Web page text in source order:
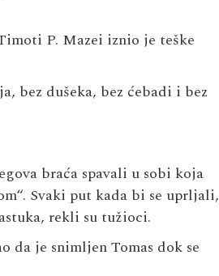
P. Mazei iznio je teške
bez dušeka, bez ćebadi i bez
braća spavali u sobi koja
Svaki put kada bi se uprljali,
rekli su tužioci.
da je snimljen Tomas dok se